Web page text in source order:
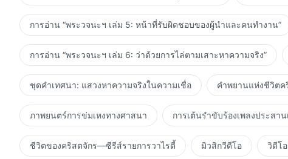
ให้ขุ่นเคืองต่อพระอุปนิสัยของพระเจ้าบ่อยๆ และปลายทางของเจ้าจะพิจารณาได้ยากมา
เราไม่ได้เพียงล้มเหลวในการเปลี่ยนเจ้าให้เป็นบุคคลคนหนึ่งซึ่ง
คือ ได้ฝังหนทางอันชั่วร้ายของเจ้าแน่นอยู่ในธรรมชาติของเจ้า
เท่านั้น แต่ความเข้าใจผิดต่างๆ ของเจ้าเกี่ยวกับเรายังได้ทวีคูณด้
ของเจ้า เช่นนั้นแล้วเราก็ย่อมพูดว่าความทุกข์ร้อนของเจ้าไม่ได้
ที่แท้จริงของเจ้าแล้ว ทั้งหมดที่เหลืออยู่ก็เพื่อให้เจ้าได้รอที่จะจัดการเตรียมงานศพของเจ้า เช่นนั้นแล้วเจ้าก็ไม่จำเป็นที่จะต้อง
อ้อนวอนเราให้เป็นพระเจ้าของเจ้า ด้วยเหตุที่เจ้าได้กระทำบา
ให้ได้ ต่อให้เราอาจปรานีต่อเจ้า พระเจ้าบนสวรรค์จะทรงยืนกรานที่จะเอาชีวิตเจ้า ด้วยเหตุที่การกระทำให้ขุ่นเคืองของพวก
เจ้าต่อพระอุปนิสัยของพระเจ้านั้นไม่ใช่ปัญหาธรรมดา แต่เป็นปัญหาซึ่งมีลักษณะร้
ตำหนิเราที่ไม่ได้บอกเจ้าก่อนล่วงหน้า ทุกอย่างจะกลับมาสู่จุดนี้: เมื่อเจ้าสมาคมกับพระคริสต์—พระเจ้าบนแผ่นดินโลก—ใน
การอ่าน “พระวจนะฯ เล่ม 5: หน้าที่รับผิดชอบของผู้นำและคนทำงาน”
การอ่าน “พระวจนะฯ เล่ม 6: ว่าด้วยการไล่ตามเสาะหาความจริง”
ชุดคำเทศนา: แสวงหาความจริงในความเชื่อ คำพยานแห่งชีวิตค
ภาพยนตร์การข่มเหงทางศาสนา การเต้นรำขับร้องเพลงประสาน
ชีวิตของคริสตจักร—ซีรีส์รายการวาไรตี้ มิวสิกวีดีโอ วิดีโ